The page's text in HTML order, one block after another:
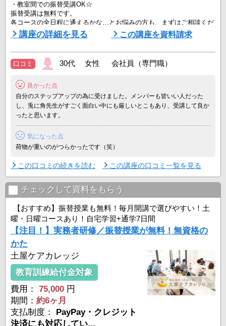
・教室間での振替受講OK☆
振替受講は無料です。
各コースの全日程に通えるかな…とお悩みの方も、まずはご相談くだ
さい！
ースもあるので、働きながらでも受講しやすい！
通学は週1回。介護過程5日間と医療ケア2日間の計7日間です。
介護の現場でおこる事例をもとに、実践的な技術を学びます。
やむを得ず受講できない日程がある場合も無料で振替受 ...
講座の詳細を見る この講座を資料請求
口コミ 30代 女性 会社員（専門職）
良かった点
自分のステップアップの為に受けました。メンバーも皆いい人だった
し、兎に角先生がすごく面白い中にも厳しいとこもあり、受講して良か
ったと思います。
気になった点
荷物が重いのがつらかったです（笑）
この口コミの続きを読む この講座の口コミ一覧を見る
チェックして資料をもらう
【おすすめ】振替授業も無料！毎月開講で選びやすい！土
曜・日曜コースあり！自宅学習+通学7日間
【注目！】実務者研修／振替授業が無料！無資格の
かた
土屋ケアカレッジ
教育訓練給付金対象
費用：
75,000 円
期間： 約6ヶ月
支払制度：
PayPay・クレジット
決済にも対応してい...